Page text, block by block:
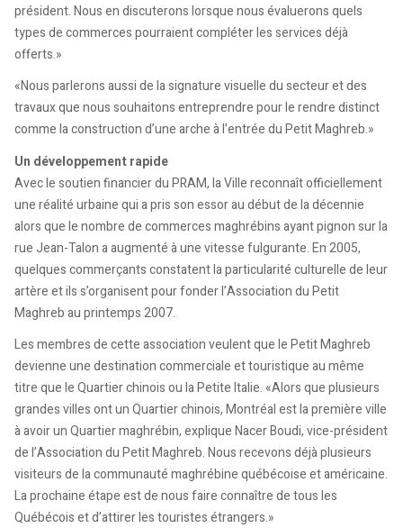
président. Nous en discuterons lorsque nous évaluerons quels
types de commerces pourraient compléter les services déjà
offerts.»
«Nous parlerons aussi de la signature visuelle du secteur et des
travaux que nous souhaitons entreprendre pour le rendre distinct
comme la construction d’une arche à l’entrée du Petit Maghreb.»
Un développement rapide
Avec le soutien financier du PRAM, la Ville reconnaît officiellement
une réalité urbaine qui a pris son essor au début de la décennie
alors que le nombre de commerces maghrébins ayant pignon sur la
rue Jean-Talon a augmenté à une vitesse fulgurante. En 2005,
quelques commerçants constatent la particularité culturelle de leur
artère et ils s’organisent pour fonder l’Association du Petit
Maghreb au printemps 2007.
Les membres de cette association veulent que le Petit Maghreb
devienne une destination commerciale et touristique au même
titre que le Quartier chinois ou la Petite Italie. «Alors que plusieurs
grandes villes ont un Quartier chinois, Montréal est la première ville
à avoir un Quartier maghrébin, explique Nacer Boudi, vice-président
de l’Association du Petit Maghreb. Nous recevons déjà plusieurs
visiteurs de la communauté maghrébine québécoise et américaine.
La prochaine étape est de nous faire connaître de tous les
Québécois et d’attirer les touristes étrangers.»